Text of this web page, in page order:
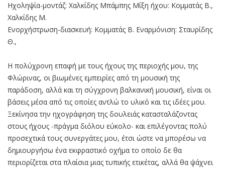
Ηχοληψία-μοντάζ: Χαλκίδης Μπάμπης Μίξη ήχου: Κομματάς Β.,
Χαλκίδης Μ.
Ενορχήστρωση-διασκευή: Κομματάς Β. Εναρμόνιση: Σταυρίδης
Θ.,
Η πολύχρονη επαφή με τους ήχους της περιοχής μου, της
Φλώρινας, οι βιωμένες εμπειρίες από τη μουσική της
παράδοση, αλλά και τη σύγχρονη βαλκανική μουσική, είναι οι
βάσεις μέσα από τις οποίες αντλώ το υλικό και τις ιδέες μου.
Ξεκίνησα την ηχογράφηση της δουλειάς κατασταλάζοντας
στους ήχους -πράγμα διόλου εύκολο- και επιλέγοντας πολύ
προσεχτικά τους συνεργάτες μου, έτσι ώστε να μπορέσω να
δημιουργήσω ένα εκφραστικό οχήμα το οποίο δε θα
περιορίζεται στα πλαίσια μιας τυπικής ετικέτας, αλλά θα ψάχνει